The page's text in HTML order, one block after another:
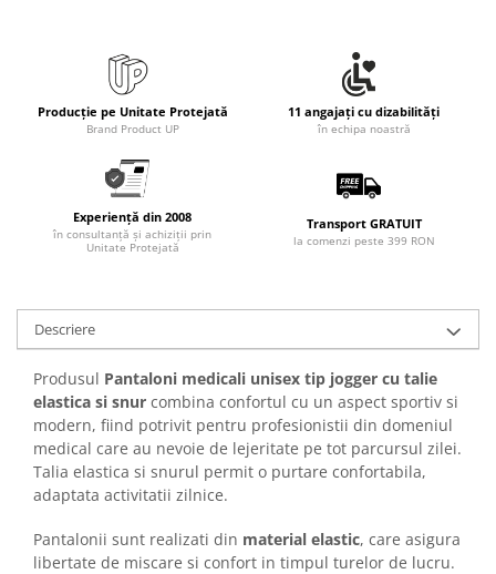
Articole pentru rufe, casa,
geamuri, mobila
Articole pentru birou, suprafete,
Intretinere si odorizante masina
Saci de gunoi
Accesorii pentru curatenie
Formulare tipizate
personalizate
Stampile, tusiere si tus
Protectia muncii si Imbracaminte
Imbracaminte
Bluze & Pulovere
Producție pe Unitate Protejată
Brand Product UP
11 angajați cu dizabilități
în echipa noastră
Experiență din 2008
în consultanță și achiziții prin
Unitate Protejată
Transport GRATUIT
la comenzi peste 399 RON
Descriere
Produsul Pantaloni medicali unisex tip jogger cu talie
elastica si snur combina confortul cu un aspect sportiv si
modern, fiind potrivit pentru profesionistii din domeniul
medical care au nevoie de lejeritate pe tot parcursul zilei.
Talia elastica si snurul permit o purtare confortabila,
adaptata activitatii zilnice.
Pantalonii sunt realizati din material elastic, care asigura
libertate de miscare si confort in timpul turelor de lucru.